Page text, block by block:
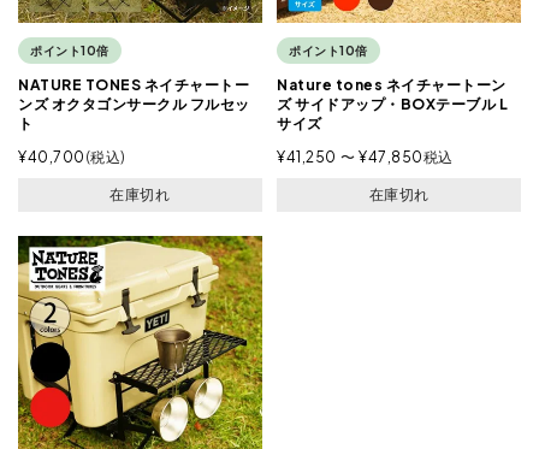
ポイント10倍
NATURE TONES ネイチャートー
ンズ オクタゴンサークル フルセッ
ト
¥40,700 税込
在庫切れ
ポイント10倍
Nature tones ネイチャートーン
ズ サイドアップ・BOXテーブル L
サイズ
¥41,250 〜 ¥47,850税込
在庫切れ